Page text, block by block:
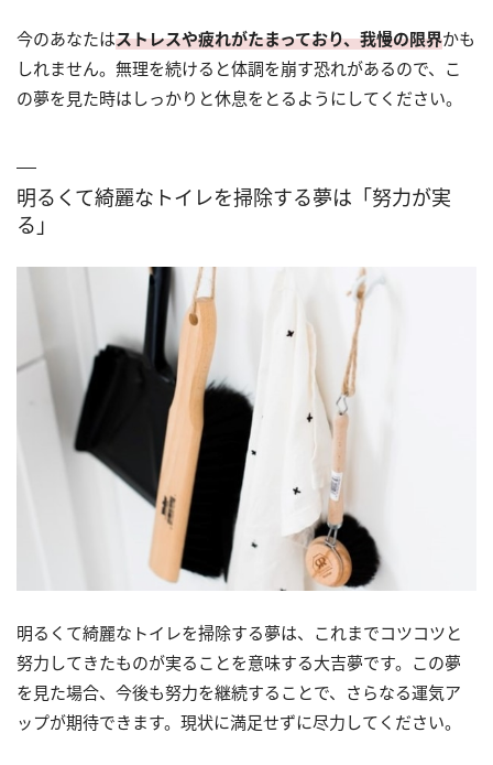
今のあなたはストレスや疲れがたまっており、我慢の限界かも
しれません。無理を続けると体調を崩す恐れがあるので、こ
の夢を見た時はしっかりと休息をとるようにしてください。
明るくて綺麗なトイレを掃除する夢は「努力が実
る」
明るくて綺麗なトイレを掃除する夢は、これまでコツコツと
努力してきたものが実ることを意味する大吉夢です。この夢
を見た場合、今後も努力を継続することで、さらなる運気ア
ップが期待できます。現状に満足せずに尽力してください。